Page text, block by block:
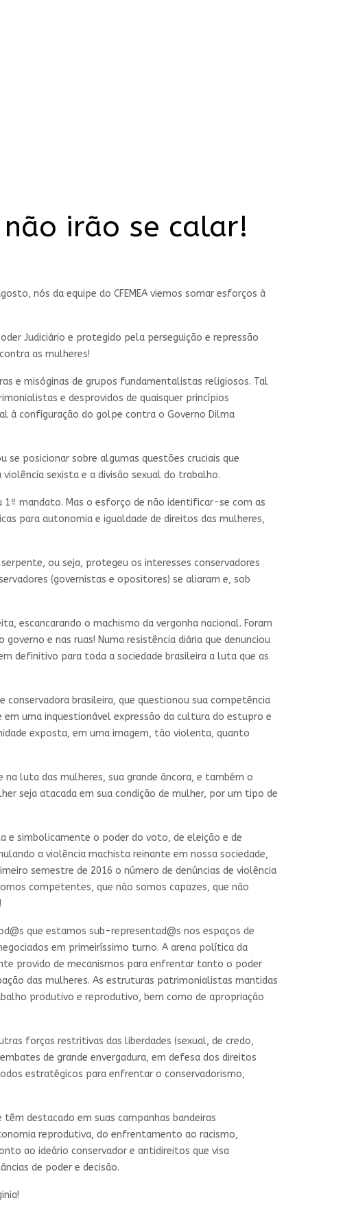
irão se calar!
nós da equipe do CFEMEA viemos somar esforços à
Judiciário e protegido pela perseguição e repressão
as mulheres!
e misóginas de grupos fundamentalistas religiosos. Tal
e desprovidos de quaisquer princípios
à configuração do golpe contra o Governo Dilma
posicionar sobre algumas questões cruciais que
sexista e a divisão sexual do trabalho.
mandato. Mas o esforço de não identificar-se com as
para autonomia e igualdade de direitos das mulheres,
ou seja, protegeu os interesses conservadores
(governistas e opositores) se aliaram e, sob
escancarando o machismo da vergonha nacional. Foram
e nas ruas! Numa resistência diária que denunciou
definitivo para toda a sociedade brasileira a luta que as
conservadora brasileira, que questionou sua competência
uma inquestionável expressão da cultura do estupro e
exposta, em uma imagem, tão violenta, quanto
luta das mulheres, sua grande âncora, e também o
seja atacada em sua condição de mulher, por um tipo de
simbolicamente o poder do voto, de eleição e de
a violência machista reinante em nossa sociedade,
semestre de 2016 o número de denúncias de violência
competentes, que não somos capazes, que não
que estamos sub-representad@s nos espaços de
em primeiríssimo turno. A arena política da
provido de mecanismos para enfrentar tanto o poder
das mulheres. As estruturas patrimonialistas mantidas
produtivo e reprodutivo, bem como de apropriação
forças restritivas das liberdades (sexual, de credo,
de grande envergadura, em defesa dos direitos
estratégicos para enfrentar o conservadorismo,
destacado em suas campanhas bandeiras
reprodutiva, do enfrentamento ao racismo,
ao ideário conservador e antidireitos que visa
de poder e decisão.